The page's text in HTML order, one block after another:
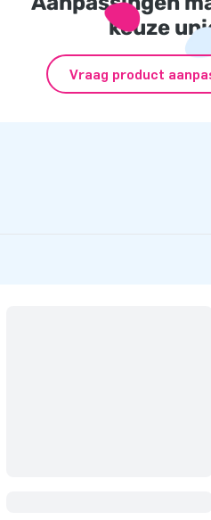
keuze
Vraag product